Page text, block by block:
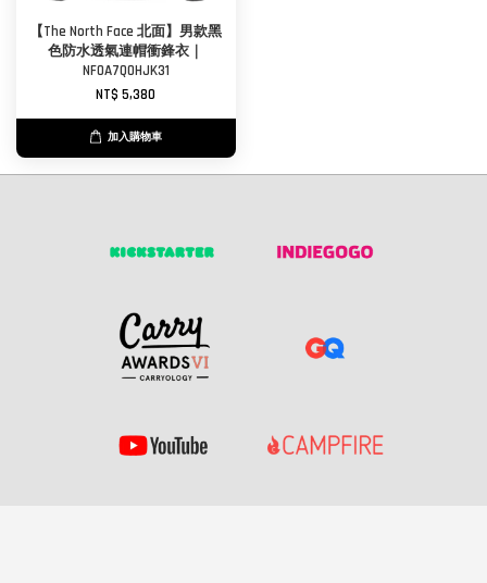
【The North Face 北面】男款黑
色防水透氣連帽衝鋒衣｜
NF0A7QOHJK31
NT$ 5,380
加入購物車